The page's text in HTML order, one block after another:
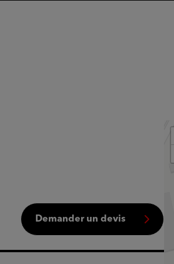
Demander un devis